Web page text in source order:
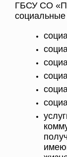
ГБСУ СО
социальные